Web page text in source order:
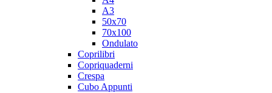
A3
50x70
70x100
Ondulato
Coprilibri
Copriquaderni
Crespa
Cubo Appunti